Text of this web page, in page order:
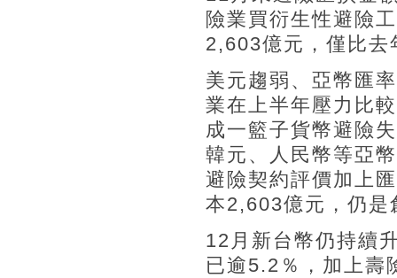
險業買衍生性避險
2,603億元，僅比
美元趨弱、亞幣匯
業在上半年壓力比
成一籃子貨幣避險
韓元、人民幣等亞
避險契約評價加上
本2,603億元，仍是
12月新台幣仍持續
已逾5.2％，加上壽